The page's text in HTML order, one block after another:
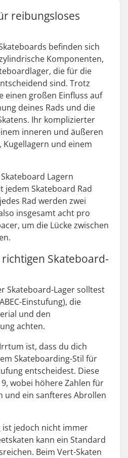
reibungsloses
befinden sich
Komponenten,
die für die
sind. Trotz
einen großen Einfluss auf
deines Rads und die
Ihr komplizierter
inneren und äußeren
Kugellagern und einem
Lagern
jedem Skateboard Rad
Rad werden zwei
insgesamt acht pro
um die Lücke zwischen
Skateboard-
Skateboard-Lager solltest
Einstufung), die
und den
achten.
ist, dass du dich
Skateboarding-Stil für
entscheidest. Diese
wobei höhere Zahlen für
und ein sanfteres Abrollen
ist jedoch nicht immer
kann ein Standard
Beim Vert-Skaten